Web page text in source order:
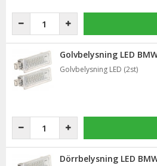
Golvbelysning LED
Golvbelysning LED (2st)
Dörrbelysning LED